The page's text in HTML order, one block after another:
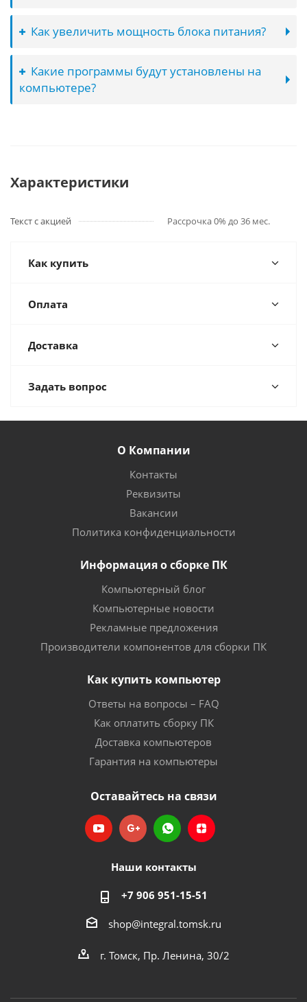
Как увеличить мощность блока питания?
Какие программы будут установлены на
компьютере?
Характеристики
Текст с акцией Рассрочка 0% до 36 мес.
Как купить
Оплата
Доставка
Задать вопрос
О Компании
Контакты
Реквизиты
Вакансии
Политика конфиденциальности
Информация о сборке ПК
Компьютерный блог
Компьютерные новости
Рекламные предложения
Производители компонентов для сборки ПК
Как купить компьютер
Ответы на вопросы – FAQ
Как оплатить сборку ПК
Доставка компьютеров
Гарантия на компьютеры
Оставайтесь на связи
Наши контакты
+7 906 951-15-51
shop@integral.tomsk.ru
г. Томск, Пр. Ленина, 30/2